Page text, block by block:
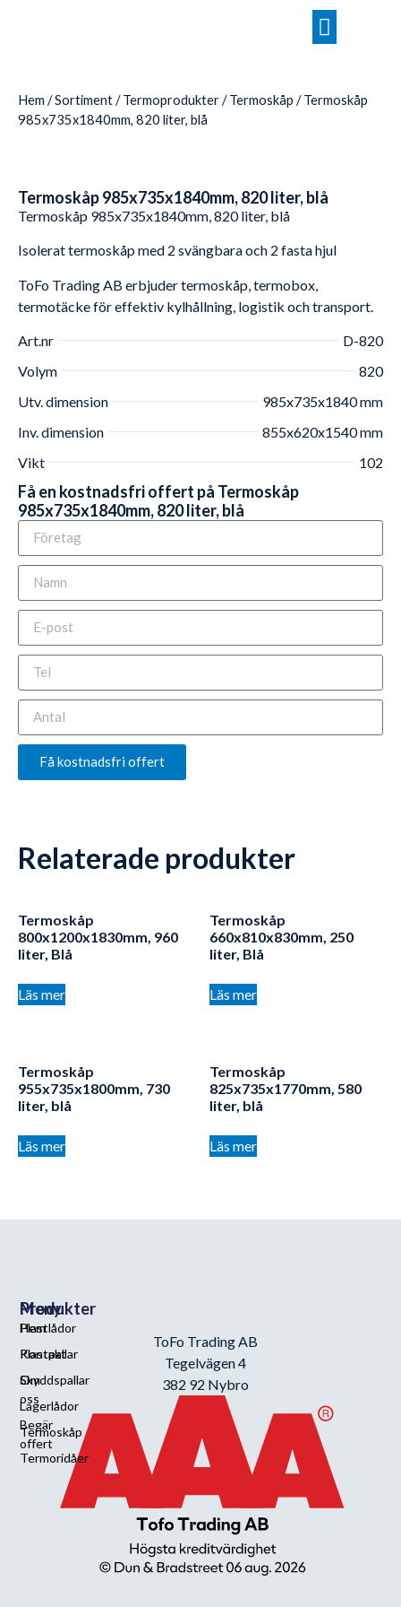
Hem /Sortiment/Termoprodukter/Termoskåp / Termoskåp
985x735x1840mm, 820 liter, blå
Termoskåp 985x735x1840mm, 820 liter, blå
Termoskåp 985x735x1840mm, 820 liter, blå
Isolerat termoskåp med 2 svängbara och 2 fasta hjul
ToFo Trading AB erbjuder termoskåp, termobox,
termotäcke för effektiv kylhållning, logistik och transport.
Art.nr
D-820
Volym
820
Utv. dimension
985x735x1840 mm
Inv. dimension
855x620x1540 mm
Vikt
102
Få en kostnadsfri offert på Termoskåp
985x735x1840mm, 820 liter, blå
Få kostnadsfri offert
Relaterade produkter
Termoskåp
800x1200x1830mm, 960
liter, Blå
Läs mer
Termoskåp
660x810x830mm, 250
liter, Blå
Läs mer
Termoskåp
955x735x1800mm, 730
liter, blå
Läs mer
Termoskåp
825x735x1770mm, 580
liter, blå
Läs mer
Meny
Hem
Kontakt
Om
oss
Begär
offert
Produkter
Plastlådor
Plastpallar
Skyddspallar
Lagerlådor
Termoskåp
Termoridåer
ToFo Trading AB
Tegelvägen 4
382 92 Nybro